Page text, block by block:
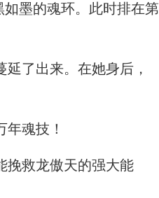
墨的魂环。此时排在第
了出来。在她身后，
魂技！
救龙傲天的强大能